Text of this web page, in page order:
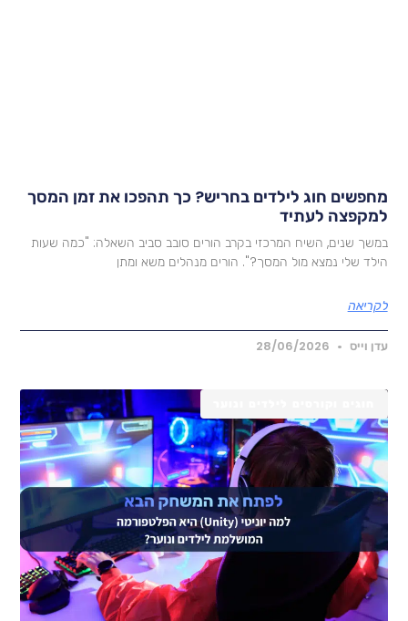
חוג לילדים בחריש? כך תהפכו את זמן המסך
לעתיד
שנים, השיח המרכזי בקרב הורים סובב סביב השאלה: "כמה שעות
שלי נמצא מול המסך?". הורים מנהלים משא ומתן
וייס 28/06/2026